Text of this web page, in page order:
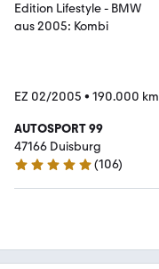
EZ 02/2005 • 190.000 km
AUTOSPORT 99
47166 Duisburg
5 Sterne
(106)